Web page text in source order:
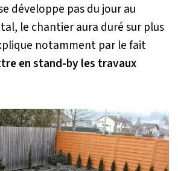
développe pas du jour au
le chantier aura duré sur plus
notamment par le fait
en stand-by les travaux